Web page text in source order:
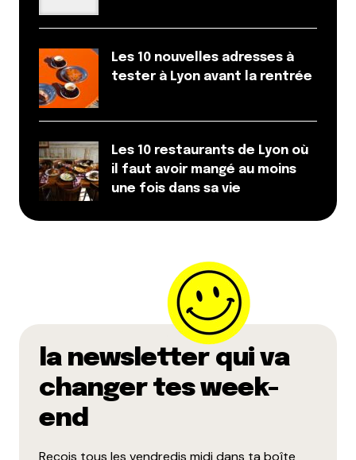
Insta lyonnais à suivre : silyon
16 août 2020 à 8 h 10 min
Répondre
Votre adresse e-mail ne sera pas publiée.
champs obligatoires sont indiqués avec
E-mail*
Les 10 nouvelles adresses à
tester à Lyon avant la rentrée
Les 10 restaurants de Lyon où
il faut avoir mangé au moins
une fois dans sa vie
la newsletter qui va
changer tes week-
end
Reçois tous les vendredis midi dans ta boîte